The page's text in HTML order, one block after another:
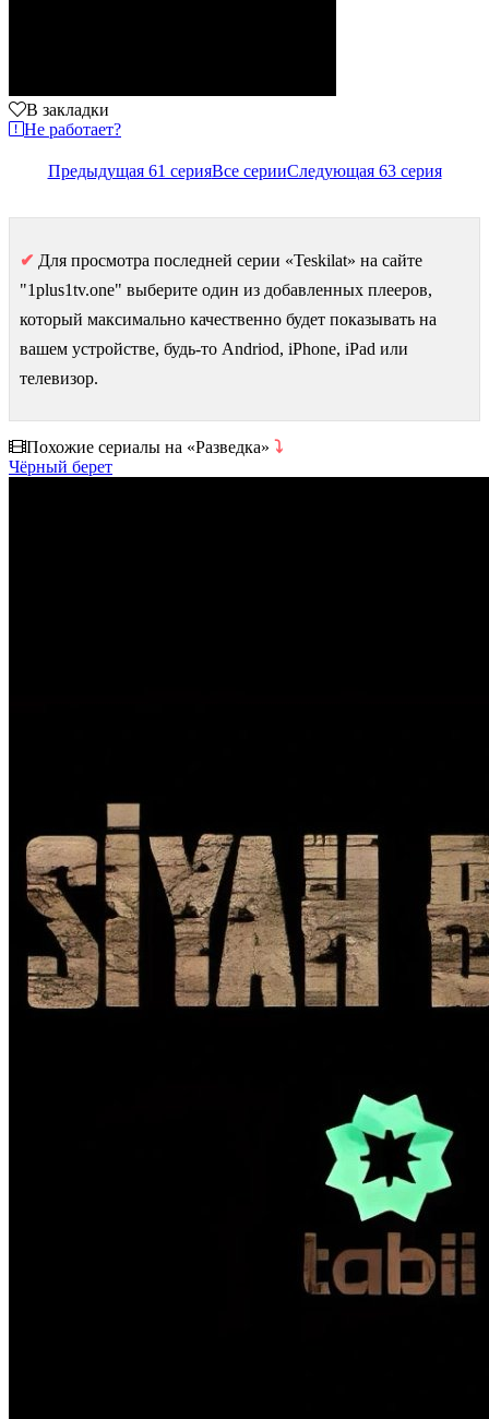
В закладки
Не работает?
Предыдущая 61 серияВсе серииСледующая 63 серия
✔ Для просмотра последней серии «Teskilat» на сайте
"1plus1tv.one" выберите один из добавленных плееров,
который максимально качественно будет показывать на
вашем устройстве, будь-то Andriod, iPhone, iPad или
телевизор.
Похожие сериалы на «Разведка» ⤵
Чёрный берет